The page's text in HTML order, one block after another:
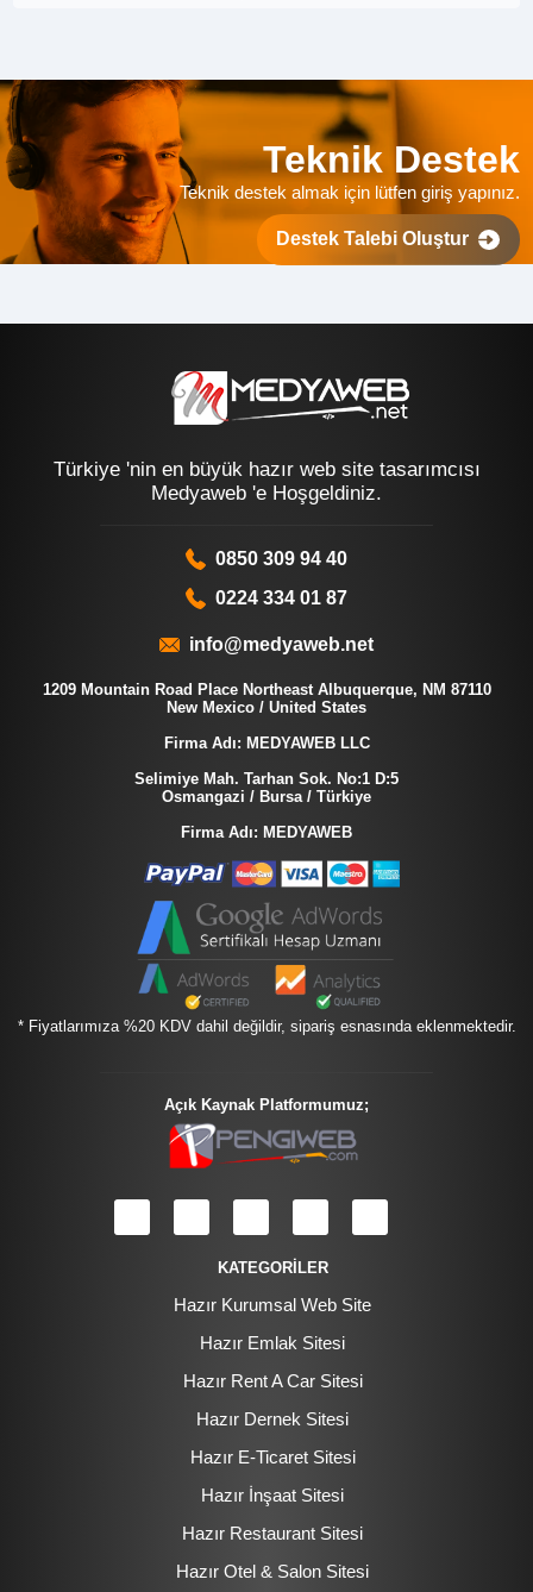
Teknik Destek
Teknik destek almak için lütfen giriş yapınız.
Destek Talebi Oluştur
Türkiye 'nin en büyük hazır web site tasarımcısı
Medyaweb 'e Hoşgeldiniz.
0850 309 94 40
0224 334 01 87
info@medyaweb.net
1209 Mountain Road Place Northeast Albuquerque, NM 87110
New Mexico / United States
Firma Adı: MEDYAWEB LLC
Selimiye Mah. Tarhan Sok. No:1 D:5
Osmangazi / Bursa / Türkiye
Firma Adı: MEDYAWEB
* Fiyatlarımıza %20 KDV dahil değildir, sipariş esnasında eklenmektedir.
Açık Kaynak Platformumuz;
KATEGORİLER
Hazır Kurumsal Web Site
Hazır Emlak Sitesi
Hazır Rent A Car Sitesi
Hazır Dernek Sitesi
Hazır E-Ticaret Sitesi
Hazır İnşaat Sitesi
Hazır Restaurant Sitesi
Hazır Otel & Salon Sitesi